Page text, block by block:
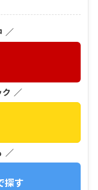
／
ク ／
／
探す